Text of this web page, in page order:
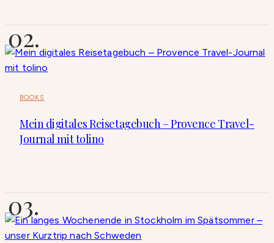
BOOKS
Mein digitales Reisetagebuch – Provence Travel-
Journal mit tolino